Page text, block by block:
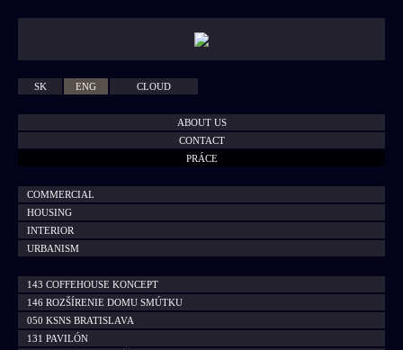
SK ENG CLOUD
ABOUT US
CONTACT
PRÁCE
COMMERCIAL
HOUSING
INTERIOR
URBANISM
143 COFFEHOUSE KONCEPT
146 ROZŠÍRENIE DOMU SMÚTKU
050 KSNS BRATISLAVA
131 PAVILÓN